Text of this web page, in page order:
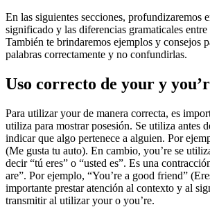
En las siguientes secciones, profundizaremos
significado y las diferencias gramaticales entre
También te brindaremos ejemplos y consejos
palabras correctamente y no confundirlas.
Uso correcto de your y
Para utilizar your de manera correcta, es
utiliza para mostrar posesión. Se utiliza antes
indicar que algo pertenece a alguien. Por
(Me gusta tu auto). En cambio, you’re se
decir “tú eres” o “usted es”. Es una
are”. Por ejemplo, “You’re a good friend”
importante prestar atención al contexto y al
transmitir al utilizar your o you’re.